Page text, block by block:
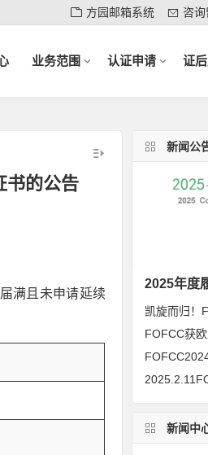
方园邮箱系统 咨询
业务范围 认证申请 证
书的公告
满且未申请延续
新闻公
2025年度
新闻中